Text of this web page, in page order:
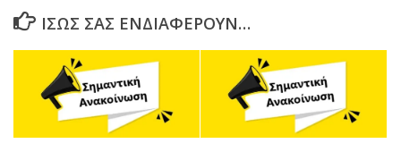
ΊΣΩΣ ΣΑΣ ΕΝΔΙΑΦΈΡΟΥΝ…